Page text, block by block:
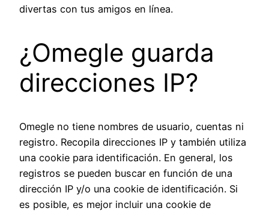
divertas con tus amigos en línea.
¿Omegle guarda
direcciones IP?
Omegle no tiene nombres de usuario, cuentas ni
registro. Recopila direcciones IP y también utiliza
una cookie para identificación. En general, los
registros se pueden buscar en función de una
dirección IP y/o una cookie de identificación. Si
es posible, es mejor incluir una cookie de